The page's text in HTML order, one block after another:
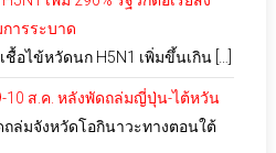
ารระบาด
อไข้หวัดนก H5N1 เพิ่มขึ้นเกิน […]
ส.ค. หลังพัดถล่มญี่ปุ่น-ไต้หวัน
ล่มจังหวัดโอกินาวะทางตอนใต้